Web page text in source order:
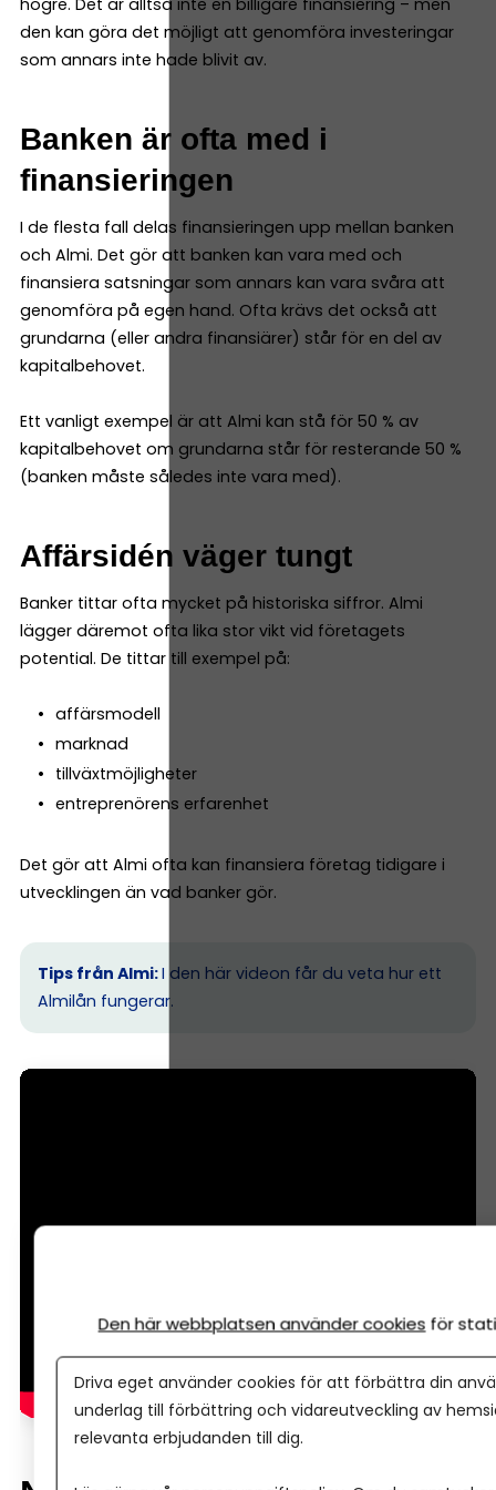
högre. Det är alltså inte en billigare finansiering – men
den kan göra det möjligt att genomföra investeringar
som annars inte hade blivit av.
Banken är ofta med i
finansieringen
I de flesta fall delas finansieringen upp mellan banken
och Almi. Det gör att banken kan vara med och
finansiera satsningar som annars kan vara svåra att
genomföra på egen hand. Ofta krävs det också att
grundarna (eller andra finansiärer) står för en del av
kapitalbehovet.
Ett vanligt exempel är att Almi kan stå för 50 % av
kapitalbehovet om grundarna står för resterande 50 %
(banken måste således inte vara med).
Affärsidén väger tungt
Banker tittar ofta mycket på historiska siffror. Almi
lägger däremot ofta lika stor vikt vid företagets
potential. De tittar till exempel på:
affärsmodell
marknad
tillväxtmöjligheter
entreprenörens erfarenhet
Det gör att Almi ofta kan finansiera företag tidigare i
utvecklingen än vad banker gör.
Tips från Almi:I den här videon får du veta hur ett
Almilån fungerar.
Den här webbplatsen använder cookies för
Driva eget använder cookies för att förbättra din
underlag till förbättring och vidareutveckling av
relevanta erbjudanden till dig.